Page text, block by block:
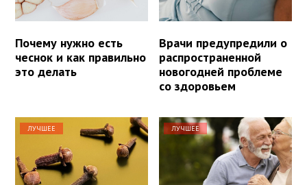
Почему нужно есть
чеснок и как правильно
это делать
Врачи предупредили о
распространенной
новогодней проблеме
со здоровьем
ЛУЧШЕЕ ЛУЧШЕЕ